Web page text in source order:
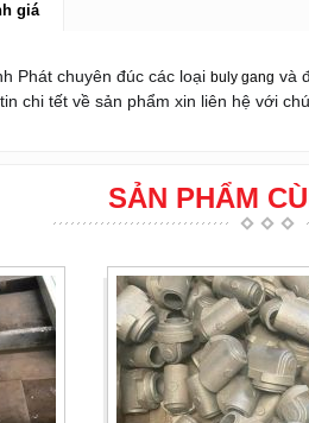
giá
Phát chuyên đúc các loại buly gang và
chi tết về sản phẩm xin liên hệ với
SẢN PHẨM